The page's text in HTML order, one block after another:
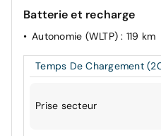
Batterie et recharge
Autonomie (WLTP): 119 km
Temps De Chargement
Prise secteur